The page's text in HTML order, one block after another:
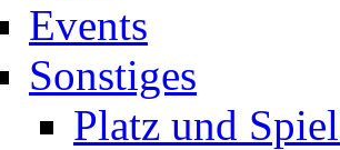
Events
Sonstiges
Platz und